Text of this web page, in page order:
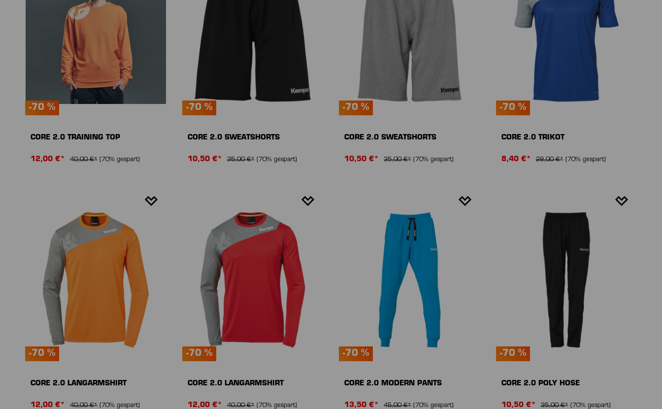
-70 %
CORE 2.0 TRAINING TOP
12,00 €* 40,00 €* (70% gespart)
-70 %
CORE 2.0 SWEATSHORTS
10,50 €* 35,00 €* (70% gespart)
-70 %
CORE 2.0 SWEATSHORTS
10,50 €* 35,00 €* (70% gespart)
-70 %
CORE 2.0 TRIKOT
8,40 €* 28,00 €* (70% gespart)
-70 %
CORE 2.0 LANGARMSHIRT
12,00 €* 40,00 €* (70% gespart)
-70 %
CORE 2.0 LANGARMSHIRT
12,00 €* 40,00 €* (70% gespart)
-70 %
CORE 2.0 MODERN PANTS
13,50 €* 45,00 €* (70% gespart)
-70 %
CORE 2.0 POLY HOSE
10,50 €* 35,00 €* (70% gespart)